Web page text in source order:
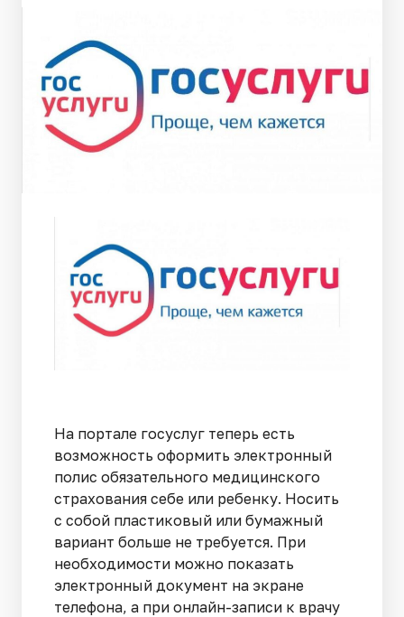
На портале госуслуг теперь есть
возможность оформить электронный
полис обязательного медицинского
страхования себе или ребенку. Носить
с собой пластиковый или бумажный
вариант больше не требуется. При
необходимости можно показать
электронный документ на экране
телефона, а при онлайн-записи к врачу